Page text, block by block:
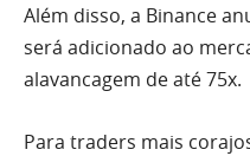
Além disso, a Binance
será adicionado ao
alavancagem de até 75x.
Para traders mais